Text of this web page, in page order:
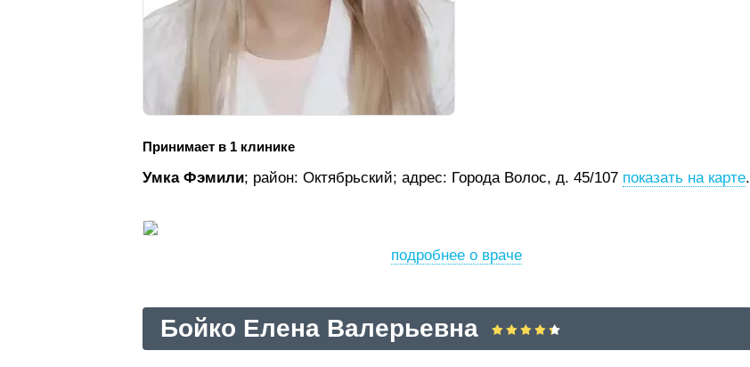
Принимает в 1 клинике
Умка Фэмили; район: Октябрьский; адрес: Города Волос, д. 45/107 показать на карте.
подробнее о враче
Бойко Елена Валерьевна